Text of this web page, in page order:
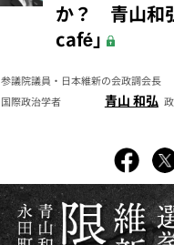
か？ 青山和
café」
参議院議員・日本維新の会政調会長
国際政治学者 青山 和弘